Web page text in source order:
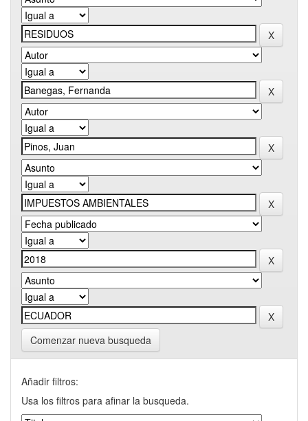
Comenzar nueva busqueda
Añadir filtros:
Usa los filtros para afinar la busqueda.